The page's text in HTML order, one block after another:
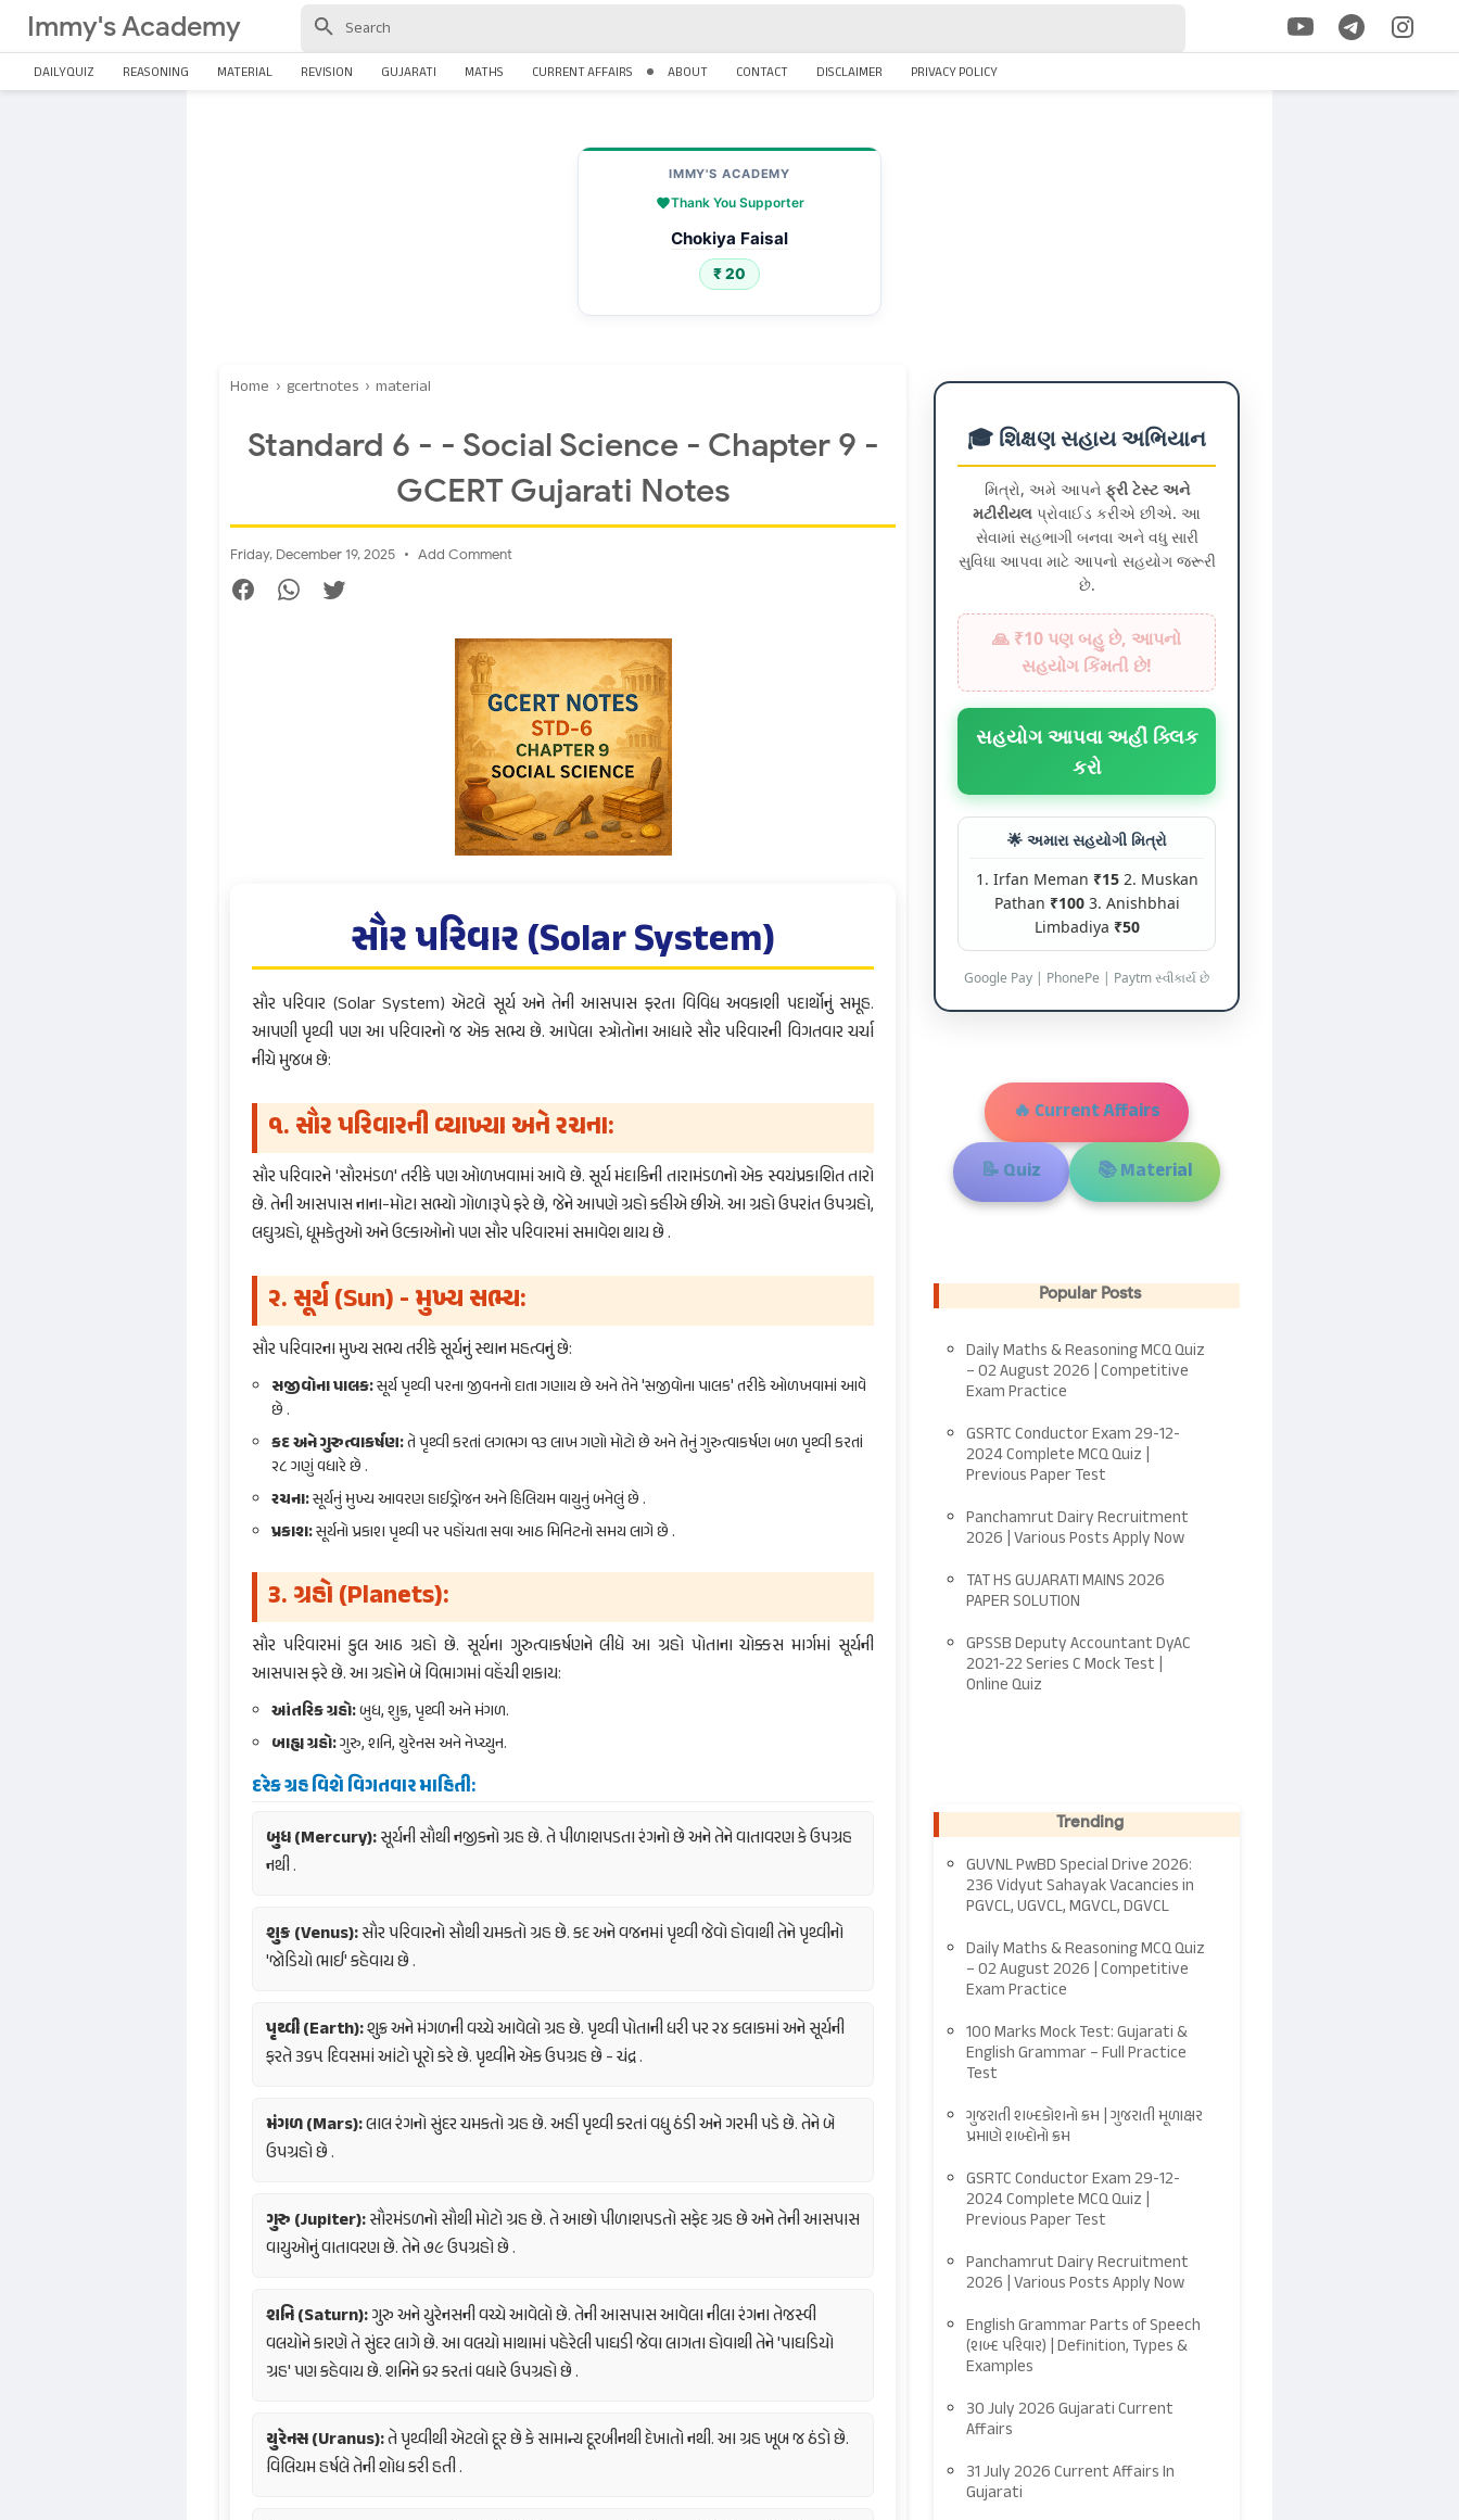
Immy's Academy
DAILYQUIZ REASONING MATERIAL REVISION GUJARATI MATHS CURRENT AFFAIRS ABOUT CONTACT DISCLAIMER PRIVACY POLICY
IMMY'S ACADEMY
Thank You Supporter
Sheikh Mohammed Sameer
₹ 100
Home › gcertnotes › material
Standard 6 - - Social Science - Chapter 9 -
GCERT Gujarati Notes
Friday, December 19, 2025 Add Comment
સૌર પરિવાર (Solar System)
સૌર પરિવાર (Solar System) એટલે સૂર્ય અને તેની આસપાસ ફરતા વિવિધ અવકાશી પદાર્થોનું સમૂહ.
આપણી પૃથ્વી પણ આ પરિવારનો જ એક સભ્ય છે. આપેલા સ્ત્રોતોના આધારે સૌર પરિવારની વિગતવાર ચર્ચા
નીચે મુજબ છે:
૧. સૌર પરિવારની વ્યાખ્યા અને રચના:
સૌર પરિવારને 'સૌરમંડળ' તરીકે પણ ઓળખવામાં આવે છે. સૂર્ય મંદાકિની તારામંડળનો એક સ્વયંપ્રકાશિત તારો
છે. તેની આસપાસ નાના-મોટા સભ્યો ગોળારૂપે ફરે છે, જેને આપણે ગ્રહો કહીએ છીએ. આ ગ્રહો ઉપરાંત ઉપગ્રહો,
લઘુગ્રહો, ધૂમકેતુઓ અને ઉલ્કાઓનો પણ સૌર પરિવારમાં સમાવેશ થાય છે .
૨. સૂર્ય (Sun) - મુખ્ય સભ્ય:
સૌર પરિવારના મુખ્ય સભ્ય તરીકે સૂર્યનું સ્થાન મહત્વનું છે:
સજીવોના પાલક:સૂર્ય પૃથ્વી પરના જીવનનો દાતા ગણાય છે અને તેને 'સજીવોના પાલક' તરીકે ઓળખવામાં આવે
છે .
કદ અને ગુરુત્વાકર્ષણ:તે પૃથ્વી કરતાં લગભગ ૧૩ લાખ ગણો મોટો છે અને તેનું ગુરુત્વાકર્ષણ બળ પૃથ્વી કરતાં
૨૮ ગણું વધારે છે .
રચના:સૂર્યનું મુખ્ય આવરણ હાઈડ્રોજન અને હિલિયમ વાયુનું બનેલું છે .
પ્રકાશ:સૂર્યનો પ્રકાશ પૃથ્વી પર પહોંચતા સવા આઠ મિનિટનો સમય લાગે છે .
૩. ગ્રહો (Planets):
સૌર પરિવારમાં કુલ આઠ ગ્રહો છે. સૂર્યના ગુરુત્વાકર્ષણને લીધે આ ગ્રહો પોતાના ચોક્કસ માર્ગમાં સૂર્યની
આસપાસ ફરે છે. આ ગ્રહોને બે વિભાગમાં વહેંચી શકાય:
આંતરિક ગ્રહો:બુધ, શુક્ર, પૃથ્વી અને મંગળ.
બાહ્ય ગ્રહો:ગુરુ, શનિ, યુરેનસ અને નેપ્ચ્યુન.
દરેક ગ્રહ વિશે વિગતવાર માહિતી:
બુધ (Mercury):સૂર્યની સૌથી નજીકનો ગ્રહ છે. તે પીળાશપડતા રંગનો છે અને તેને વાતાવરણ કે ઉપગ્રહ
નથી .
શુક્ર (Venus):સૌર પરિવારનો સૌથી ચમકતો ગ્રહ છે. કદ અને વજનમાં પૃથ્વી જેવો હોવાથી તેને પૃથ્વીનો
'જોડિયો ભાઈ' કહેવાય છે .
પૃથ્વી (Earth):શુક્ર અને મંગળની વચ્ચે આવેલો ગ્રહ છે. પૃથ્વી પોતાની ધરી પર ૨૪ કલાકમાં અને સૂર્યની
ફરતે ૩૬૫ દિવસમાં આંટો પૂરો કરે છે. પૃથ્વીને એક ઉપગ્રહ છે - ચંદ્ર .
મંગળ (Mars):લાલ રંગનો સુંદર ચમકતો ગ્રહ છે. અહીં પૃથ્વી કરતાં વધુ ઠંડી અને ગરમી પડે છે. તેને બે
ઉપગ્રહો છે .
ગુરુ (Jupiter):સૌરમંડળનો સૌથી મોટો ગ્રહ છે. તે આછો પીળાશપડતો સફેદ ગ્રહ છે અને તેની આસપાસ
વાયુઓનું વાતાવરણ છે. તેને ૭૯ ઉપગ્રહો છે .
શનિ (Saturn):ગુરુ અને યુરેનસની વચ્ચે આવેલો છે. તેની આસપાસ આવેલા નીલા રંગના તેજસ્વી
વલયોને કારણે તે સુંદર લાગે છે. આ વલયો માથામાં પહેરેલી પાઘડી જેવા લાગતા હોવાથી તેને 'પાઘડિયો
ગ્રહ' પણ કહેવાય છે. શનિને ૬૨ કરતાં વધારે ઉપગ્રહો છે .
યુરેનસ (Uranus):તે પૃથ્વીથી એટલો દૂર છે કે સામાન્ય દૂરબીનથી દેખાતો નથી. આ ગ્રહ ખૂબ જ ઠંડો છે.
વિલિયમ હર્ષલે તેની શોધ કરી હતી .
🎓 શિક્ષણ સહાય અભિયાન
મિત્રો, અમે આપને ફ્રી ટેસ્ટ અને
મટીરીયલ પ્રોવાઈડ કરીએ છીએ. આ
સેવામાં સહભાગી બનવા અને વધુ સારી
સુવિધા આપવા માટે આપનો સહયોગ જરૂરી
છે.
🙏 ₹10 પણ બહુ છે, આપનો
સહયોગ કિંમતી છે!
સહયોગ આપવા અહીં ક્લિક
કરો
🌟 અમારા સહયોગી મિત્રો
1. Irfan Meman ₹15 2. Muskan
Pathan ₹100 3. Anishbhai
Limbadiya ₹50
Google Pay | PhonePe | Paytm સ્વીકાર્ય છે
🔥 Current Affairs
📝 Quiz 📚 Material
Popular Posts
Daily Maths & Reasoning MCQ Quiz
– 02 August 2026 | Competitive
Exam Practice
GSRTC Conductor Exam 29-12-
2024 Complete MCQ Quiz |
Previous Paper Test
Panchamrut Dairy Recruitment
2026 | Various Posts Apply Now
TAT HS GUJARATI MAINS 2026
PAPER SOLUTION
GPSSB Deputy Accountant DyAC
2021-22 Series C Mock Test |
Online Quiz
Trending
GUVNL PwBD Special Drive 2026:
236 Vidyut Sahayak Vacancies in
PGVCL, UGVCL, MGVCL, DGVCL
Daily Maths & Reasoning MCQ Quiz
– 02 August 2026 | Competitive
Exam Practice
100 Marks Mock Test: Gujarati &
English Grammar – Full Practice
Test
ગુજરાતી શબ્દકોશનો ક્રમ | ગુજરાતી મૂળાક્ષર
પ્રમાણે શબ્દોનો ક્રમ
GSRTC Conductor Exam 29-12-
2024 Complete MCQ Quiz |
Previous Paper Test
Panchamrut Dairy Recruitment
2026 | Various Posts Apply Now
English Grammar Parts of Speech
(શબ્દ પરિવાર) | Definition, Types &
Examples
30 July 2026 Gujarati Current
Affairs
31 July 2026 Current Affairs In
Gujarati